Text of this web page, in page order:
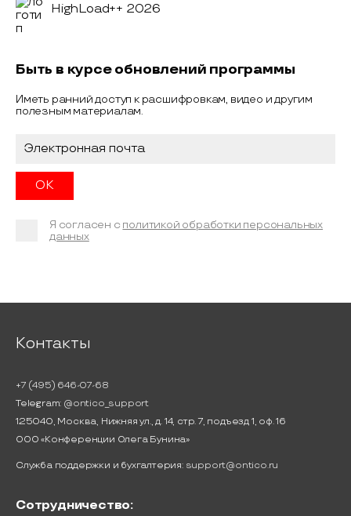
HighLoad++ 2026
Быть в курсе обновлений программы
Иметь ранний доступ к расшифровкам, видео и другим
полезным материалам.
Я согласен с политикой обработки персональных
данных
Контакты
+7 (495) 646-07-68
Telegram: @ontico_support
125040, Москва, Нижняя ул., д. 14, стр. 7, подъезд 1, оф. 16
ООО «Конференции Олега Бунина»
Служба поддержки и бухгалтерия: support@ontico.ru
Сотрудничество: